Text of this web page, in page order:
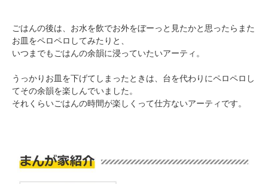
ごはんの後は、お水を飲でお外をぼーっと見たかと思ったらまた
お皿をペロペロしてみたりと、
いつまでもごはんの余韻に浸っていたいアーティ。
うっかりお皿を下げてしまったときは、台を代わりにペロペロし
てその余韻を楽しんでいました。
それくらいごはんの時間が楽しくって仕方ないアーティです。
PECOアプリをダウンロード済みの方
アプリで開く